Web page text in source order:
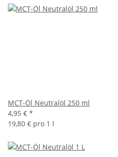
MCT-Öl Neutralöl 250 ml
4,95 € *
19,80 € pro 1 l